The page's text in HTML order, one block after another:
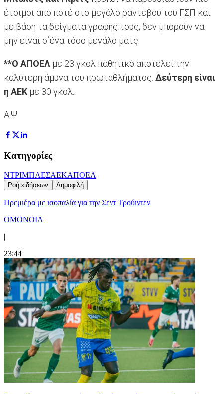
έτοιμοι από ποτέ στο μεγάλο ραντεβού του ΓΣΠ και
με βάση τα δείγματα γραφής τους, δεν μπορούν να
μην είναι σ΄ένα τόσο μεγάλο ματς.
**Ο ΑΠΟΕΛ με 23 γκολ παθητικό αποτελεί την
καλύτερη άμυνα του πρωταθλήματος. Δεύτερη είναι
η ΑΕΚ με 30 γκολ.
Α.Ψ
Κατηγορίες
ΝΤΡΙΜΠΛΕΣΑΕΚΑΠΟΕΛ
Ροή ειδήσεων Δημοφιλή
Πρεμιέρα με ισοπαλία για την Σεντ Τρούιντεν
ΟΜΟΝΟΙΑ
|
23:44